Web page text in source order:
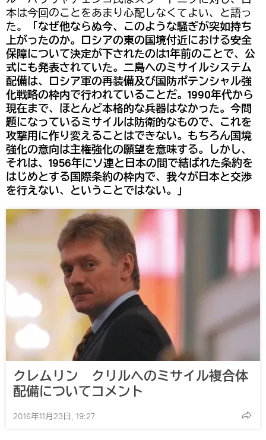
本は今回のことをあまり心配しなくてよい、と語っ
た。
「なぜ他ならぬ今、このような騒ぎが突如持ち
上がったのか。ロシアの東の国境付近における安全
保障について決定が下されたのは1年前のことで、公
式にも発表されていた。二島へのミサイルシステム
配備は、ロシア軍の再装備及び国防ポテンシャル強
化戦略の枠内で行われていることだ。1990年代から
現在まで、ほとんど本格的な兵器はなかった。今問
題になっているミサイルは防衛的なもので、これを
攻撃用に作り変えることはできない。もちろん国境
強化の意向は主権強化の願望を意味する。しかし、
それは、1956年にソ連と日本の間で結ばれた条約を
はじめとする国際条約の枠内で、我々が日本と交渉
を行えない、ということではない。」
クレムリン クリルへのミサイル複合体
配備についてコメント
2016年11月23日, 19:27